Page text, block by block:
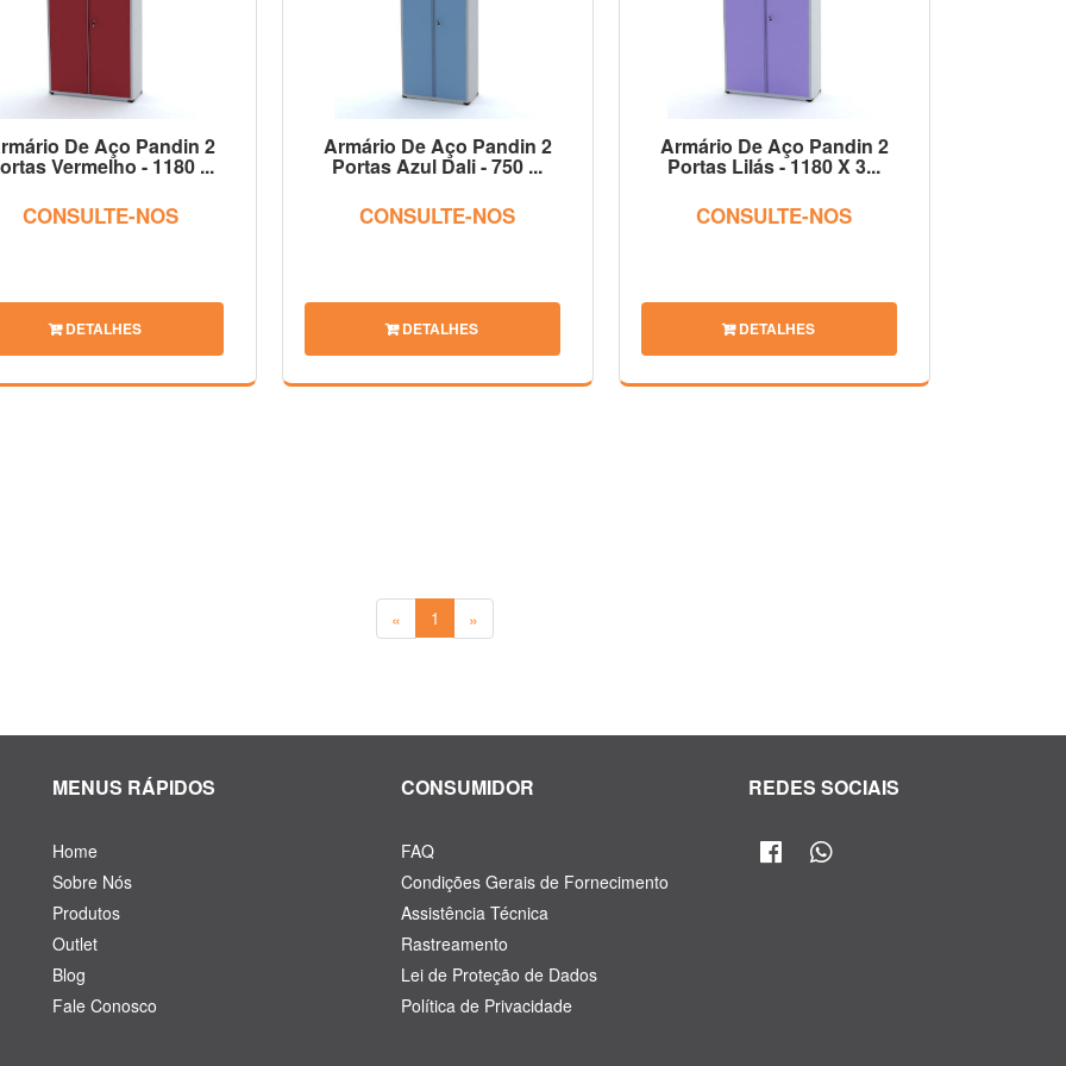
De Aço Pandin 2
Vermelho - 1180 ...
CONSULTE-NOS
DETALHES
Armário De Aço Pandin 2
Portas Azul Dali - 750 ...
CONSULTE-NOS
DETALHES
Armário De Aço Pandin 2
Portas Lilás - 1180 X 3...
CONSULTE-NOS
DETALHES
« 1 »
MENUS RÁPIDOS
Home
Sobre Nós
Produtos
Outlet
Blog
Fale Conosco
CONSUMIDOR
FAQ
Condições Gerais de Fornecimento
Assistência Técnica
Rastreamento
Lei de Proteção de Dados
Política de Privacidade
REDES SOCIAIS